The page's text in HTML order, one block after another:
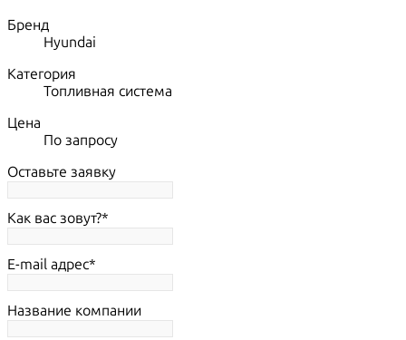
Бренд
Hyundai
Категория
Топливная система
Цена
По запросу
Оставьте заявку
Как вас зовут?
E-mail адрес
Название компании